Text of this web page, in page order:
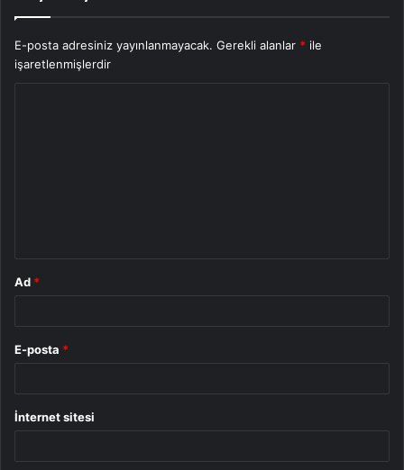
E-posta adresiniz yayınlanmayacak. Gerekli alanlar * ile
işaretlenmişlerdir
Ad *
E-posta *
İnternet sitesi